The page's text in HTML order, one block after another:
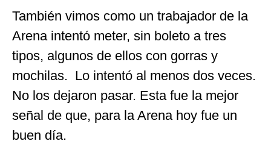
También vimos como un trabajador de la
Arena intentó meter, sin boleto a tres
tipos, algunos de ellos con gorras y
mochilas. Lo intentó al menos dos veces.
No los dejaron pasar. Esta fue la mejor
señal de que, para la Arena hoy fue un
buen día.